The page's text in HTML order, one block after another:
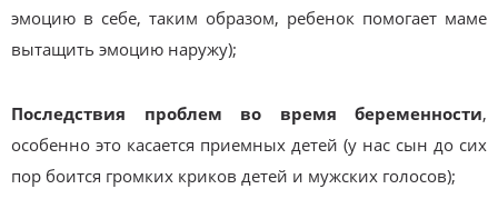
эмоцию в себе, таким образом, ребенок помогает маме
вытащить эмоцию наружу);
Последствия проблем во время беременности,
особенно это касается приемных детей (у нас сын до сих
пор боится громких криков детей и мужских голосов);